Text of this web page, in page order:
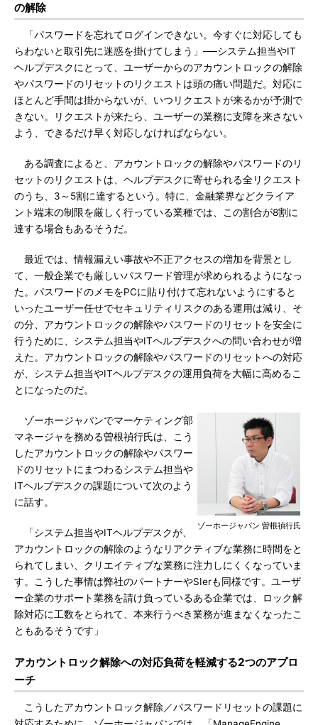
の解除
「パスワードを忘れてログインできない。今すぐに対応しても
らわないと取引先に迷惑を掛けてしまう」──システム担当やIT
ヘルプデスクにとって、ユーザーからのアカウントロックの解除
やパスワードのリセットのリクエストは頭の痛い問題だ。対応に
ほとんど手間は掛からないが、いつリクエストが来るかが予測で
きない。リクエストが来たら、ユーザーの業務に支障を来さない
よう、できるだけ早く対応しなければならない。
ある調査によると、アカウントロックの解除やパスワードのリ
セットのリクエストは、ヘルプデスクに寄せられる全リクエスト
のうち、3～5割に達するという。特に、金融業界などクライア
ント端末の制限を厳しく行っている業種では、この割合が8割に
達する場合もあるそうだ。
最近では、情報漏えい事故や不正アクセスの増加を背景とし
て、一般企業でも厳しいパスワード管理が求められるようになっ
た。パスワードのメモをPCに貼り付けて忘れないようにすると
いったユーザー任せでセキュリティリスクのある運用は減り、そ
の分、アカウントロックの解除やパスワードのリセットを安全に
行うために、システム担当やITヘルプデスクへの問い合わせが増
えた。アカウントロックの解除やパスワードのリセットへの対応
が、システム担当やITヘルプデスクの運用負荷を大幅に高めるこ
とになったのだ。
ゾーホージャパン 曽根禎行氏
ゾーホージャパンでマーケティング部
マネージャを務める曽根禎行氏は、こう
したアカウントロックの解除やパスワー
ドのリセットにまつわるシステム担当や
ITヘルプデスクの課題について次のよう
に話す。
「システム担当やITヘルプデスクが、
アカウントロックの解除のようなリアクティブな業務に時間をと
られてしまい、クリエイティブな業務に注力しにくくなっていま
す。こうした事情は弊社のパートナーやSIerも同様です。ユーザ
ー企業のサポート業務を請け負っているある企業では、ロック解
除対応に工数をとられて、本来行うべき業務が進まなくなったこ
ともあるそうです」
アカウントロック解除への対応負荷を軽減する2つのアプロ
ーチ
こうしたアカウントロック解除／パスワードリセットの課題に